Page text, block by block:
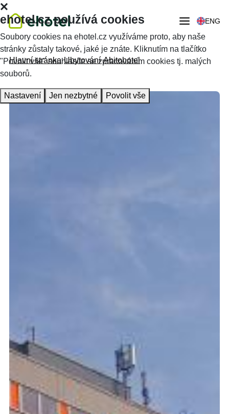
ENG
Hlavní stránka Ubytování Abitohotel
ehotel.cz používá cookies
Soubory cookies na ehotel.cz využíváme proto, aby naše
stránky zůstaly takové, jaké je znáte. Kliknutím na tlačítko
"Povolit vše" souhlasíte se zpracováním cookies tj. malých
souborů.
Nastavení Jen nezbytné Povolit vše